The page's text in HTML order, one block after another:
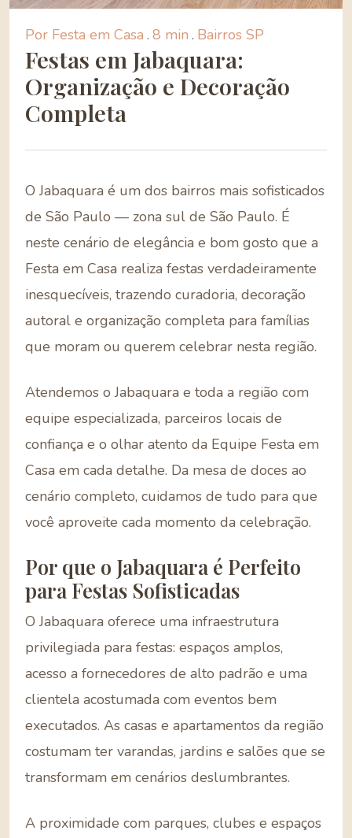
Por Festa em Casa . 8 min . Bairros SP
Festas em Jabaquara:
Organização e Decoração
Completa
O Jabaquara é um dos bairros mais sofisticados
de São Paulo — zona sul de São Paulo. É
neste cenário de elegância e bom gosto que a
Festa em Casa realiza festas verdadeiramente
inesquecíveis, trazendo curadoria, decoração
autoral e organização completa para famílias
que moram ou querem celebrar nesta região.
Atendemos o Jabaquara e toda a região com
equipe especializada, parceiros locais de
confiança e o olhar atento da Equipe Festa em
Casa em cada detalhe. Da mesa de doces ao
cenário completo, cuidamos de tudo para que
você aproveite cada momento da celebração.
Por que o Jabaquara é Perfeito
para Festas Sofisticadas
O Jabaquara oferece uma infraestrutura
privilegiada para festas: espaços amplos,
acesso a fornecedores de alto padrão e uma
clientela acostumada com eventos bem
executados. As casas e apartamentos da região
costumam ter varandas, jardins e salões que se
transformam em cenários deslumbrantes.
A proximidade com parques, clubes e espaços